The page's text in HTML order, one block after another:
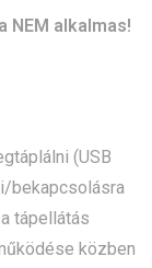
NEM alkalmas!
(USB
bekapcsolásra
tápellátás
közben